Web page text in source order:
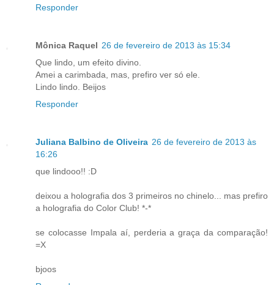
Responder
Mônica Raquel 26 de fevereiro de 2013 às 15:34
Que lindo, um efeito divino.
Amei a carimbada, mas, prefiro ver só ele.
Lindo lindo. Beijos
Responder
Juliana Balbino de Oliveira 26 de fevereiro de 2013 às
16:26
que lindooo!! :D
deixou a holografia dos 3 primeiros no chinelo... mas prefiro
a holografia do Color Club! *-*
se colocasse Impala aí, perderia a graça da comparação!
=X
bjoos